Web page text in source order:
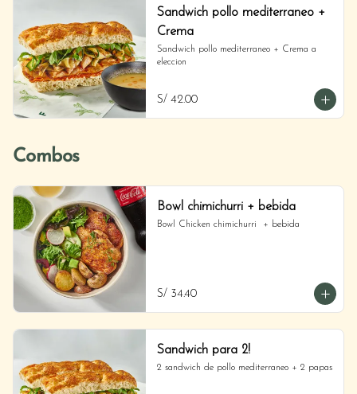
Sandwich pollo mediterraneo +
Crema
Sandwich pollo mediterraneo + Crema a
eleccion
S/ 42.00
Combos
Bowl chimichurri + bebida
Bowl Chicken chimichurri  + bebida
S/ 34.40
Sandwich para 2!
2 sandwich de pollo mediterraneo + 2 papas